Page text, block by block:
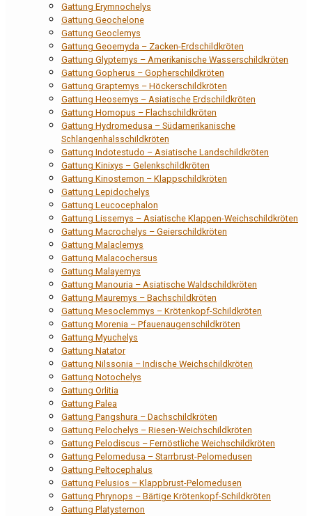
Gattung Erymnochelys
Gattung Geochelone
Gattung Geoclemys
Gattung Geoemyda – Zacken-Erdschildkröten
Gattung Glyptemys – Amerikanische Wasserschildkröten
Gattung Gopherus – Gopherschildkröten
Gattung Graptemys – Höckerschildkröten
Gattung Heosemys – Asiatische Erdschildkröten
Gattung Homopus – Flachschildkröten
Gattung Hydromedusa – Südamerikanische
Schlangenhalsschildkröten
Gattung Indotestudo – Asiatische Landschildkröten
Gattung Kinixys – Gelenkschildkröten
Gattung Kinosternon – Klappschildkröten
Gattung Lepidochelys
Gattung Leucocephalon
Gattung Lissemys – Asiatische Klappen-Weichschildkröten
Gattung Macrochelys – Geierschildkröten
Gattung Malaclemys
Gattung Malacochersus
Gattung Malayemys
Gattung Manouria – Asiatische Waldschildkröten
Gattung Mauremys – Bachschildkröten
Gattung Mesoclemmys – Krötenkopf-Schildkröten
Gattung Morenia – Pfauenaugenschildkröten
Gattung Myuchelys
Gattung Natator
Gattung Nilssonia – Indische Weichschildkröten
Gattung Notochelys
Gattung Orlitia
Gattung Palea
Gattung Pangshura – Dachschildkröten
Gattung Pelochelys – Riesen-Weichschildkröten
Gattung Pelodiscus – Fernöstliche Weichschildkröten
Gattung Pelomedusa – Starrbrust-Pelomedusen
Gattung Peltocephalus
Gattung Pelusios – Klappbrust-Pelomedusen
Gattung Phrynops – Bärtige Krötenkopf-Schildkröten
Gattung Platysternon